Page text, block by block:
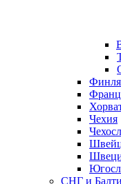
Чехия
СНГ и